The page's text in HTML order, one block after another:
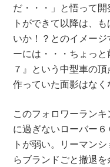
だ・・・」と悟って
トができて以降は、
いか！？とのイメー
ーには・・・ちょっ
７』という中型車の
作っていた面影はなく
このフォロワーラン
に過ぎないローバー
トが弱い。リーマン
らブランドごと撤退